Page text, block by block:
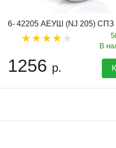
6- 42205 АЕУШ (NJ 205) СПЗ
В
1256 р.